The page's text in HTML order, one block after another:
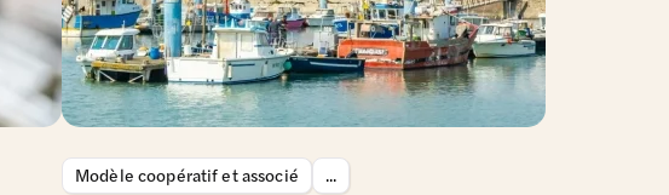
Modèle coopératif et associé ...